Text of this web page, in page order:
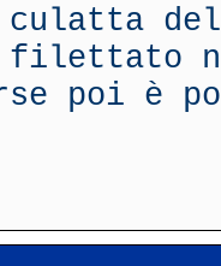
culatta
filettato
poi è